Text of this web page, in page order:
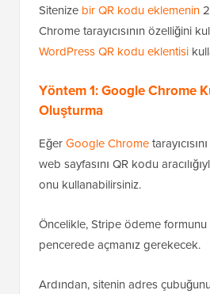
Sitenize bir QR kodu eklemenin
Chrome tarayıcısının özelliğini
WordPress QR kodu eklentisi
Yöntem 1: Google Chrome
Oluşturma
EğerGoogle Chrome
web sayfasını QR kodu
onu kullanabilirsiniz.
Öncelikle, Stripe ödeme
pencerede açmanız gerekecek.
Ardından, sitenin adres